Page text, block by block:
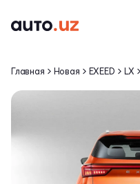
Главная Новая EXEED LX